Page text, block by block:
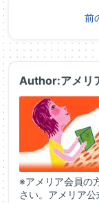
前
Author:アメリ
※アメリア会員の
さい。アメリア